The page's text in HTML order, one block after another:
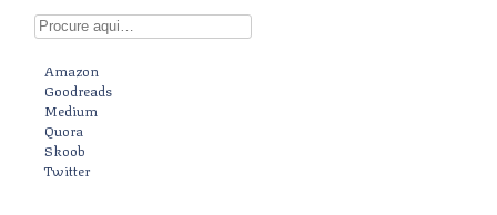
Digite aqui
Amazon
Goodreads
Medium
Quora
Skoob
Twitter